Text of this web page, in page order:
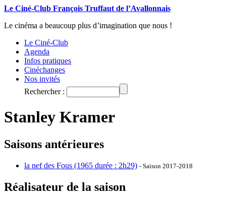
Le Ciné-Club François Truffaut de l’Avallonnais
Le cinéma a beaucoup plus d’imagination que nous !
Le Ciné-Club
Agenda
Infos pratiques
Cinéchanges
Nos invités
Rechercher :
Stanley Kramer
Saisons antérieures
la nef des Fous (1965 durée : 2h29) - Saison 2017-2018
Réalisateur de la saison